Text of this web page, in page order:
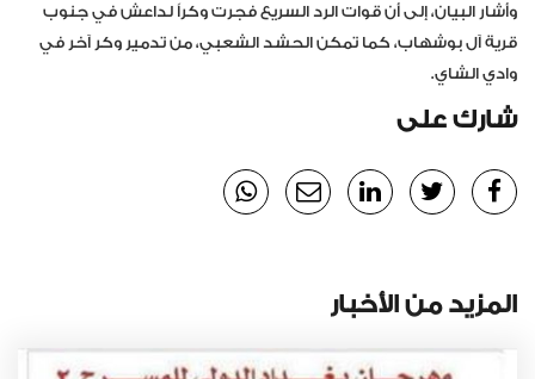
وأشار البيان، إلى أن قوات الرد السريع فجرت وكراً لداعش في جنوب
قرية آل بوشهاب، كما تمكن الحشد الشعبي، من تدمير وكر آخر في
وادي الشاي.
شارك على
المزيد من الأخبار